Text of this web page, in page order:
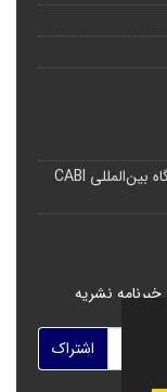
نشریه "جغرافیا و آینده پژوهی منطقه‌ای" در پایگاه بین‌المللی CABI
نشریه
اشتراک